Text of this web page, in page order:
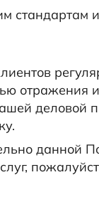
стандартам
отражения
деловой
данной